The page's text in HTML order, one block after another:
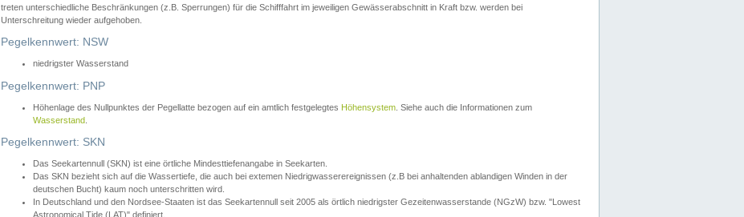
treten unterschiedliche Beschränkungen (z.B. Sperrungen) für die Schifffahrt im jeweiligen Gewässerabschnitt in Kraft bzw. werden bei
Unterschreitung wieder aufgehoben.
Pegelkennwert: NSW
niedrigster Wasserstand
Pegelkennwert: PNP
Höhenlage des Nullpunktes der Pegellatte bezogen auf ein amtlich festgelegtes Höhensystem . Siehe auch die Informationen zum
Wasserstand
Pegelkennwert: SKN
Das Seekartennull (SKN) ist eine örtliche Mindesttiefenangabe in Seekarten.
Das SKN bezieht sich auf die Wassertiefe, die auch bei extemen Niedrigwasserereignissen (z.B bei anhaltenden ablandigen Winden in der
deutschen Bucht) kaum noch unterschritten wird.
In Deutschland und den Nordsee-Staaten ist das Seekartennull seit 2005 als örtlich niedrigster Gezeitenwasserstande (NGzW) bzw. "Lowest
Astronomical Tide (LAT)" definiert.